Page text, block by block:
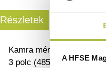
A HFSE
Részletek Letölthető
Kamra méretei:
3 polc (485 x 530 mm)